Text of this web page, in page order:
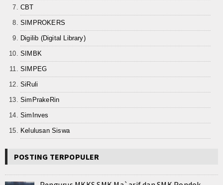
Tokoh
Khutbah
Politik
Ekonomi
Teknologi
Seni dan Budaya
CBT
SIMPROKERS
Digilib (Digital Library)
SIMBK
SIMPEG
SiRuli
SimPrakeRin
SimInves
Kelulusan Siswa
POSTING TERPOPULER